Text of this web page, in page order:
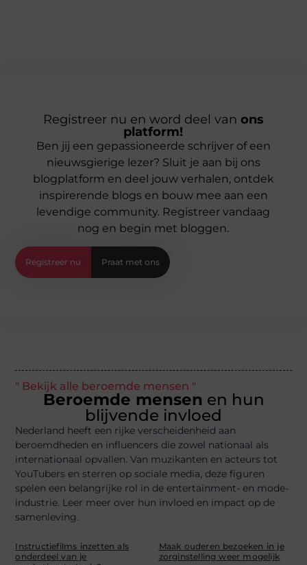
Registreer nu en word deel van ons
platform!
Ben jij een gepassioneerde schrijver of een
nieuwsgierige lezer? Sluit je aan bij ons
blogplatform en deel jouw verhalen, ontdek
inspirerende blogs en bouw mee aan een
levendige community. Registreer vandaag
nog en begin met bloggen.
Registreer nu Praat met ons
" Bekijk alle beroemde mensen "
Beroemde mensen en hun
blijvende invloed
Nederland heeft een rijke verscheidenheid aan
beroemdheden en influencers die zowel nationaal als
internationaal opvallen. Van muzikanten en acteurs tot
YouTubers en sterren op sociale media, deze figuren
spelen een belangrijke rol in de entertainment- en mode-
industrie. Leer meer over hun invloed en impact op de
samenleving.
Instructiefilms inzetten als
onderdeel van je
Maak ouderen bezoeken in je
zorginstelling weer mogelijk